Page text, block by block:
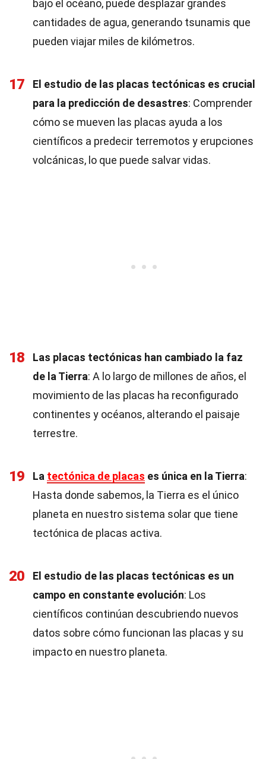
bajo el océano, puede desplazar grandes
cantidades de agua, generando tsunamis que
pueden viajar miles de kilómetros.
17
El estudio de las placas tectónicas es crucial
para la predicción de desastres: Comprender
cómo se mueven las placas ayuda a los
científicos a predecir terremotos y erupciones
volcánicas, lo que puede salvar vidas.
18
Las placas tectónicas han cambiado la faz
de la Tierra: A lo largo de millones de años, el
movimiento de las placas ha reconfigurado
continentes y océanos, alterando el paisaje
terrestre.
19 La tectónica de placas es única en la Tierra:
Hasta donde sabemos, la Tierra es el único
planeta en nuestro sistema solar que tiene
tectónica de placas activa.
20
El estudio de las placas tectónicas es un
campo en constante evolución: Los
científicos continúan descubriendo nuevos
datos sobre cómo funcionan las placas y su
impacto en nuestro planeta.